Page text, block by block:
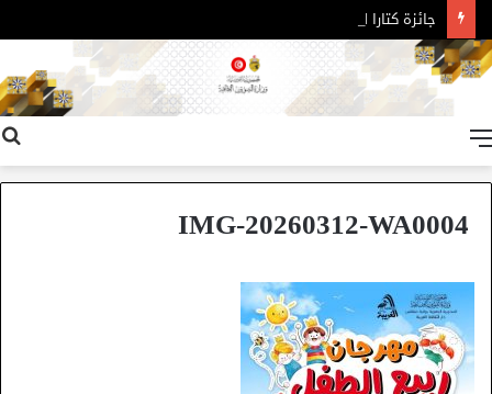
جائزة كتارا للرواية العربية – الدورة 11
IMG-20260312-WA0004